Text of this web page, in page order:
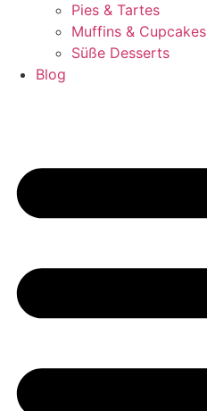
Pies & Tartes
Muffins & Cupcakes
Süße Desserts
Blog